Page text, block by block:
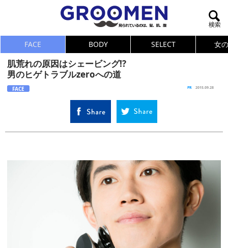
FACE BODY SELECT 女
肌荒れの原因はシェービング!?
男のヒゲトラブルzeroへの道
FACE PR 2015.09.28